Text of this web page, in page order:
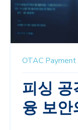
OTAC Payment
피싱 공
융 보안